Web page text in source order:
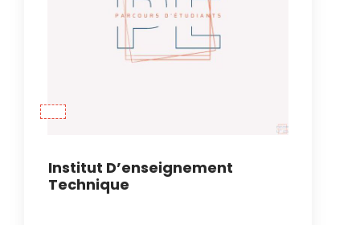
Institut D’enseignement
Technique